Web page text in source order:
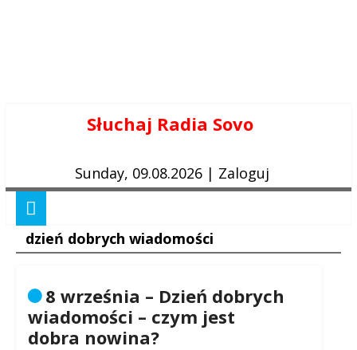
Słuchaj Radia Sovo
Sunday, 09.08.2026 | Zaloguj
dzień dobrych wiadomości
8 września – Dzień dobrych
wiadomości – czym jest
dobra nowina?